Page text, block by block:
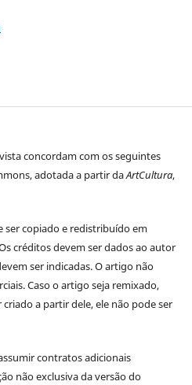
concordam com os seguintes
adotada a partir daArtCultura,
ser copiado e redistribuído em
créditos devem ser dados ao autor
ser indicadas. O artigo não
Caso o artigo seja remixado,
a partir dele, ele não pode ser
contratos adicionais
não exclusiva da versão do